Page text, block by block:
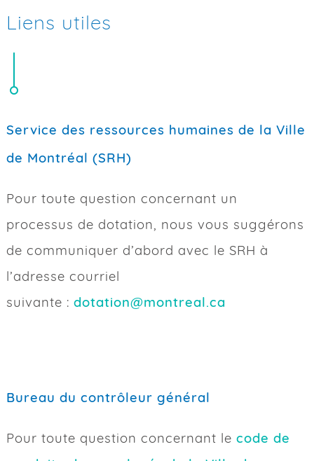
Liens utiles
Service des ressources humaines de la Ville
de Montréal (SRH)
Pour toute question concernant un
processus de dotation, nous vous suggérons
de communiquer d’abord avec le SRH à
l’adresse courriel
suivante : dotation@montreal.ca
Bureau du contrôleur général
Pour toute question concernant le code de